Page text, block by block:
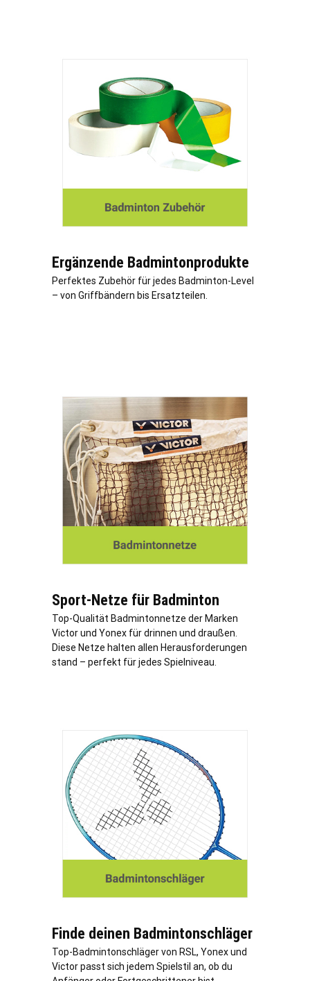
Ergänzende Badmintonprodukte
Perfektes Zubehör für jedes Badminton-Level
– von Griffbändern bis Ersatzteilen.
Sport-Netze für Badminton
Top-Qualität Badmintonnetze der Marken
Victor und Yonex für drinnen und draußen.
Diese Netze halten allen Herausforderungen
stand – perfekt für jedes Spielniveau.
Finde deinen Badmintonschläger
Top-Badmintonschläger von RSL, Yonex und
Victor passt sich jedem Spielstil an, ob du